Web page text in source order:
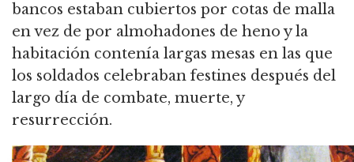
bancos estaban cubiertos por cotas de malla
en vez de por almohadones de heno y la
habitación contenía largas mesas en las que
los soldados celebraban festines después del
largo día de combate, muerte, y
resurrección.